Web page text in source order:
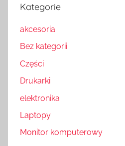
Kategorie
akcesoria
Bez kategorii
Części
Drukarki
elektronika
Laptopy
Monitor komputerowy